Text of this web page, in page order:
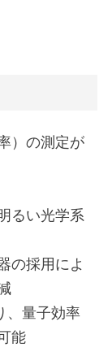
）の測定が
るい光学系
の採用によ
、量子効率
能